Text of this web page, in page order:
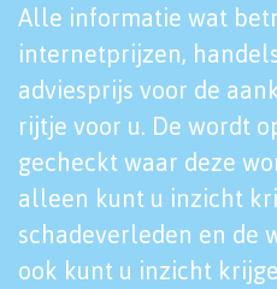
Alle informatie wat
internetprijzen,
adviesprijs voor de
rijtje voor u. De wordt
gecheckt waar deze
alleen kunt u inzicht
schadeverleden en de
ook kunt u inzicht